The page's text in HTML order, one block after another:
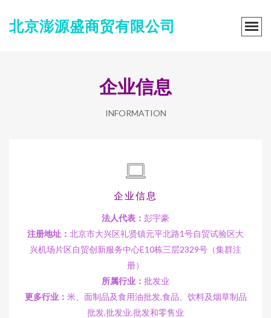
北京澎源盛商贸有限公司
企业信息
INFORMATION
企业信息
法人代表： 彭宇豪
注册地址： 北京市大兴区礼贤镇元平北路1号自贸试验区大
兴机场片区自贸创新服务中心E10栋三层2329号（集群注
册）
所属行业： 批发业
更多行业： 米、面制品及食用油批发,食品、饮料及烟草制品
批发,批发业,批发和零售业